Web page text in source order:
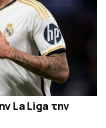
La Liga την